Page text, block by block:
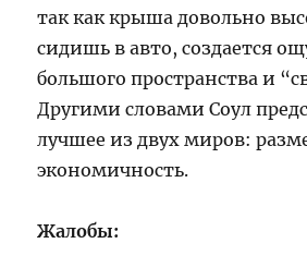
так как крыша довольно
сидишь в авто, создается
большого пространства и
Другими словами Соул
лучшее из двух миров:
экономичность.
Жалобы: